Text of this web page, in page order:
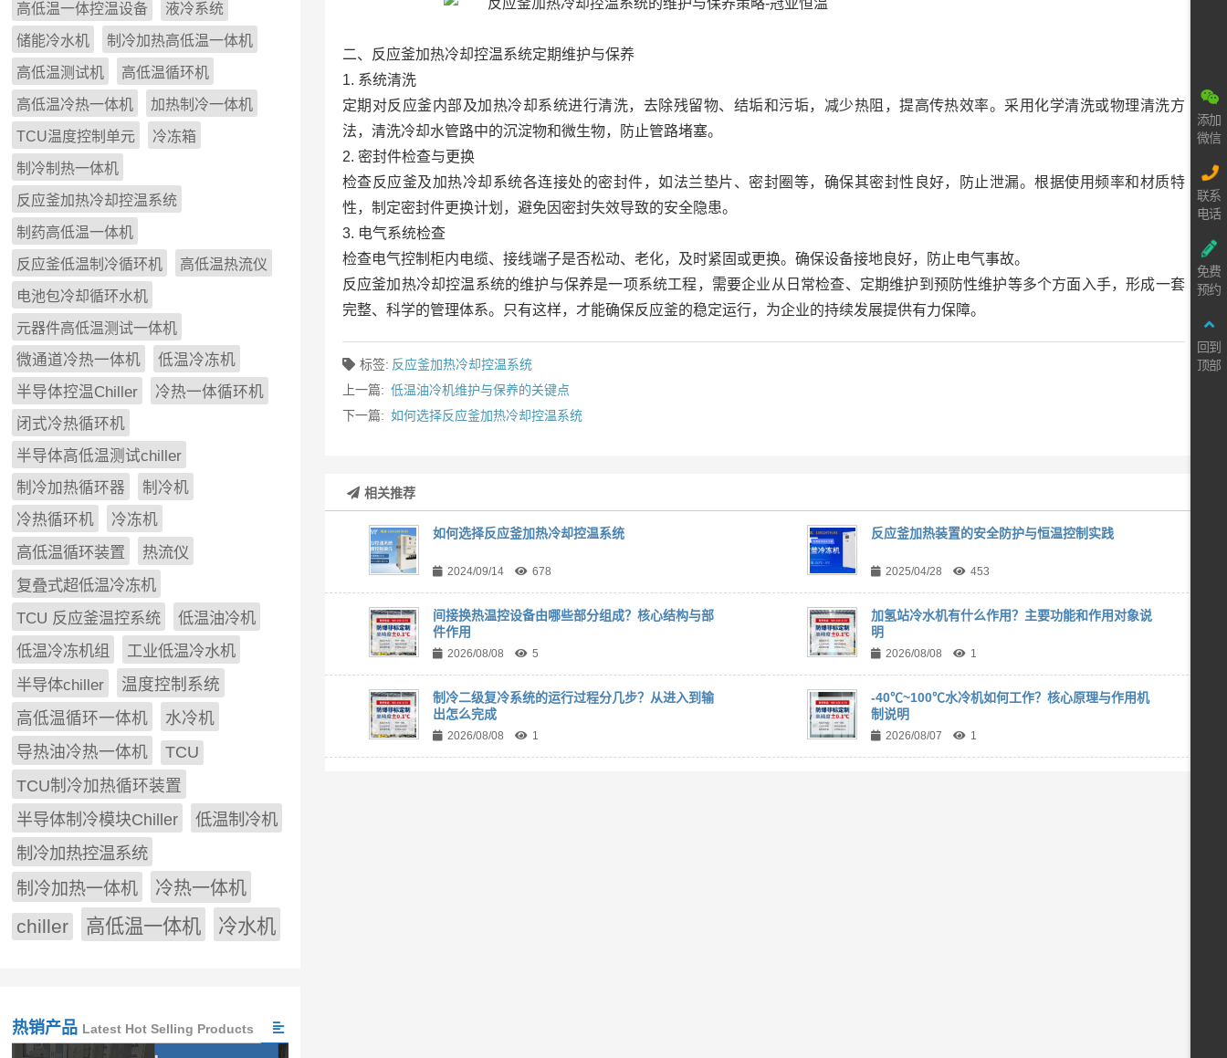
二、反应釜加热冷却控温系统定期维护与保养
1. 系统清洗
定期对反应釜内部及加热冷却系统进行清洗，去除残留物、结垢和污垢，减少热阻，提高传热效率。采用化学清洗或物理清洗方
法，清洗冷却水管路中的沉淀物和微生物，防止管路堵塞。
2. 密封件检查与更换
检查反应釜及加热冷却系统各连接处的密封件，如法兰垫片、密封圈等，确保其密封性良好，防止泄漏。根据使用频率和材质特
性，制定密封件更换计划，避免因密封失效导致的安全隐患。
3. 电气系统检查
检查电气控制柜内电缆、接线端子是否松动、老化，及时紧固或更换。确保设备接地良好，防止电气事故。
反应釜加热冷却控温系统的维护与保养是一项系统工程，需要企业从日常检查、定期维护到预防性维护等多个方面入手，形成一套
完整、科学的管理体系。只有这样，才能确保反应釜的稳定运行，为企业的持续发展提供有力保障。
标签: 反应釜加热冷却控温系统
上一篇: 低温油冷机维护与保养的关键点
下一篇: 如何选择反应釜加热冷却控温系统
相关推荐
如何选择反应釜加热冷却控温系统
2024/09/14 678
反应釜加热装置的安全防护与恒温控制实践
2025/04/28 453
间接换热温控设备由哪些部分组成？核心结构与部
件作用
2026/08/08 5
加氢站冷水机有什么作用？主要功能和作用对象说
明
2026/08/08 1
制冷二级复冷系统的运行过程分几步？从进入到输
出怎么完成
2026/08/08 1
-40℃~100℃水冷机如何工作？核心原理与作用机
制说明
2026/08/07 1
高低温一体控温设备 液冷系统
储能冷水机 制冷加热高低温一体机
高低温测试机 高低温循环机
高低温冷热一体机 加热制冷一体机
TCU温度控制单元 冷冻箱
制冷制热一体机
反应釜加热冷却控温系统
制药高低温一体机
反应釜低温制冷循环机 高低温热流仪
电池包冷却循环水机
元器件高低温测试一体机
微通道冷热一体机
低温冷冻机
半导体控温Chiller
冷热一体循环机
闭式冷热循环机
半导体高低温测试chiller
制冷加热循环器
制冷机
冷热循环机
冷冻机
高低温循环装置
热流仪
复叠式超低温冷冻机
TCU 反应釜温控系统
低温油冷机
低温冷冻机组
工业低温冷水机
半导体chiller
温度控制系统
高低温循环一体机
水冷机
导热油冷热一体机
TCU
TCU制冷加热循环装置
半导体制冷模块Chiller
低温制冷机
制冷加热控温系统
制冷加热一体机
冷热一体机
chiller 高低温一体机 冷水机
热销产品 Latest Hot Selling Products
添加
微信
联系
电话
免费
预约
回到
顶部